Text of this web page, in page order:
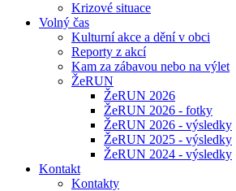
Krizové situace
Volný čas
Kulturní akce a dění v obci
Reporty z akcí
Kam za zábavou nebo na výlet
ŽeRUN
ŽeRUN 2026
ŽeRUN 2026 - fotky
ŽeRUN 2026 - výsledky
ŽeRUN 2025 - výsledky
ŽeRUN 2024 - výsledky
Kontakt
Kontakty